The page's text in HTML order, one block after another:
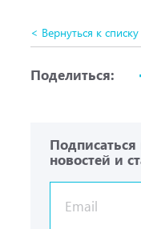
< Вернуться к
Поделиться:
новостей и